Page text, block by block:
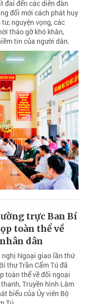
đai đến các diễn đàn
đổi mới cách phát huy
nguyện vọng, các
tháo gỡ khó khăn,
tin của người dân.
trực Ban Bí
toàn thể về
dân
Ngoại giao lần thứ
thư Trần Cẩm Tú đã
toàn thể về đối ngoại
Truyền hình Lâm
biểu của Ủy viên Bộ